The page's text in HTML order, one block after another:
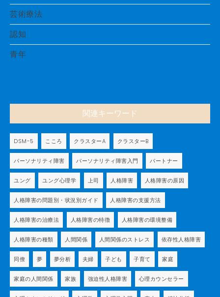
芸術療法
認知
青年
関連キーワード
DSM-5 こころ クラスターA クラスターB
パーソナリティ障害 パーソナリティ障害入門 パートナー
ユング ユング心理学 上司 人格障害 人格障害の原因
人格障害の問題別・状況別ガイド 人格障害の支援方法
人格障害の治療法 人格障害の特徴 人格障害の環境整備
人格障害の種類 人間関係 人間関係のストレス 依存性人格障害
同僚 夢 夢分析 夫婦 子ども 子育て 家庭
家庭の人間関係 家族 強迫性人格障害 心理カウンセラー